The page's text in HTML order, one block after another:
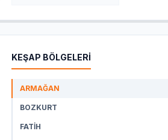
KEŞAP BÖLGELERİ
ARMAĞAN
BOZKURT
FATIH